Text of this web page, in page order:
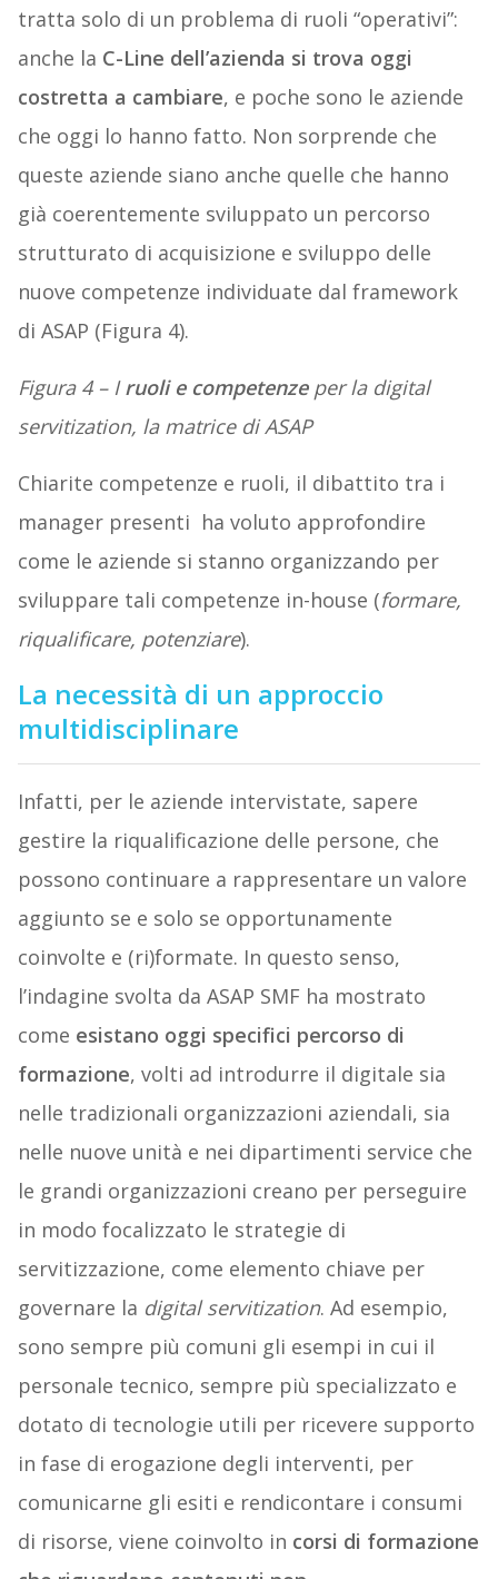
tratta solo di un problema di ruoli “operativi”:
anche la C-Line dell’azienda si trova oggi
costretta a cambiare, e poche sono le aziende
che oggi lo hanno fatto. Non sorprende che
queste aziende siano anche quelle che hanno
già coerentemente sviluppato un percorso
strutturato di acquisizione e sviluppo delle
nuove competenze individuate dal framework
di ASAP (Figura 4).
Figura 4 – Iruoli e competenzeper la digital
servitization, la matrice di ASAP
Chiarite competenze e ruoli, il dibattito tra i
manager presenti ha voluto approfondire
come le aziende si stanno organizzando per
sviluppare tali competenze in-house (formare,
riqualificare, potenziare).
La necessità di un approccio
multidisciplinare
Infatti, per le aziende intervistate, sapere
gestire la riqualificazione delle persone, che
possono continuare a rappresentare un valore
aggiunto se e solo se opportunamente
coinvolte e (ri)formate. In questo senso,
l’indagine svolta da ASAP SMF ha mostrato
come esistano oggi specifici percorso di
formazione, volti ad introdurre il digitale sia
nelle tradizionali organizzazioni aziendali, sia
nelle nuove unità e nei dipartimenti service che
le grandi organizzazioni creano per perseguire
in modo focalizzato le strategie di
servitizzazione, come elemento chiave per
governare la digital servitization. Ad esempio,
sono sempre più comuni gli esempi in cui il
personale tecnico, sempre più specializzato e
dotato di tecnologie utili per ricevere supporto
in fase di erogazione degli interventi, per
comunicarne gli esiti e rendicontare i consumi
di risorse, viene coinvolto in corsi di formazione